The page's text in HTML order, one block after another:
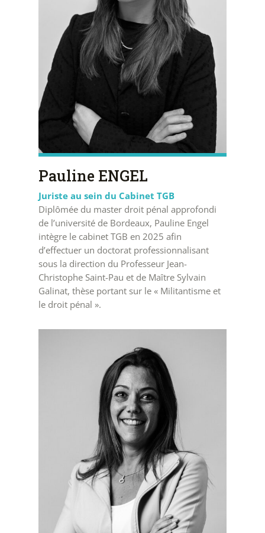
Pauline ENGEL
Juriste au sein du Cabinet TGB
Diplômée du master droit pénal approfondi
de l’université de Bordeaux, Pauline Engel
intègre le cabinet TGB en 2025 afin
d’effectuer un doctorat professionnalisant
sous la direction du Professeur Jean-
Christophe Saint-Pau et de Maître Sylvain
Galinat, thèse portant sur le « Militantisme et
le droit pénal ».